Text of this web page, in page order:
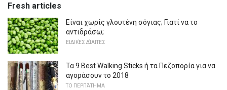
Fresh articles
Είναι χωρίς γλουτένη σόγιας; Γιατί να το
αντιδράσω;
ΕΙΔΙΚΈΣ ΔΊΑΙΤΕΣ
Τα 9 Best Walking Sticks ή τα Πεζοπορία για να
αγοράσουν το 2018
ΤΟ ΠΕΡΠΆΤΗΜΑ